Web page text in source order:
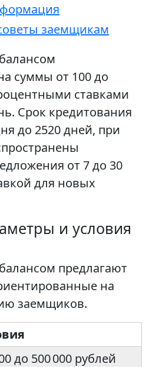
заемщикам
суммы от 100 до
ставками
Срок кредитования
до 2520 дней, при
от 7 до 30
для новых
и условия
предлагают
на
заемщиков.
до 500 000 рублей